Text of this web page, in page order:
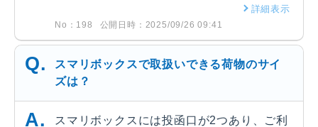
詳細表示
No：198 公開日時：2025/09/26 09:41
スマリボックスで取扱いできる荷物のサイ
ズは？
スマリボックスには投函口が2つあり、ご利